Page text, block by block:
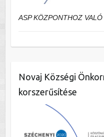
ASP KÖZPONTHOZ
Novaj Községi
korszerűsítése